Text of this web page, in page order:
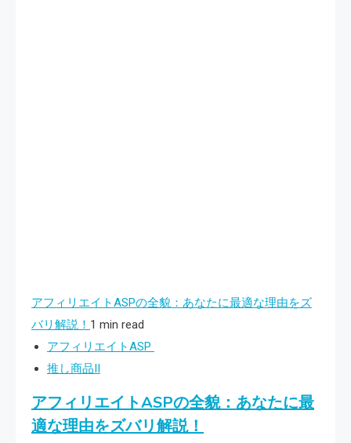
アフィリエイトASPの全貌：あなたに最適な理由をズ
バリ解説！ 1 min read
アフィリエイトASP
推し商品II
アフィリエイトASPの全貌：あなたに最
適な理由をズバリ解説！